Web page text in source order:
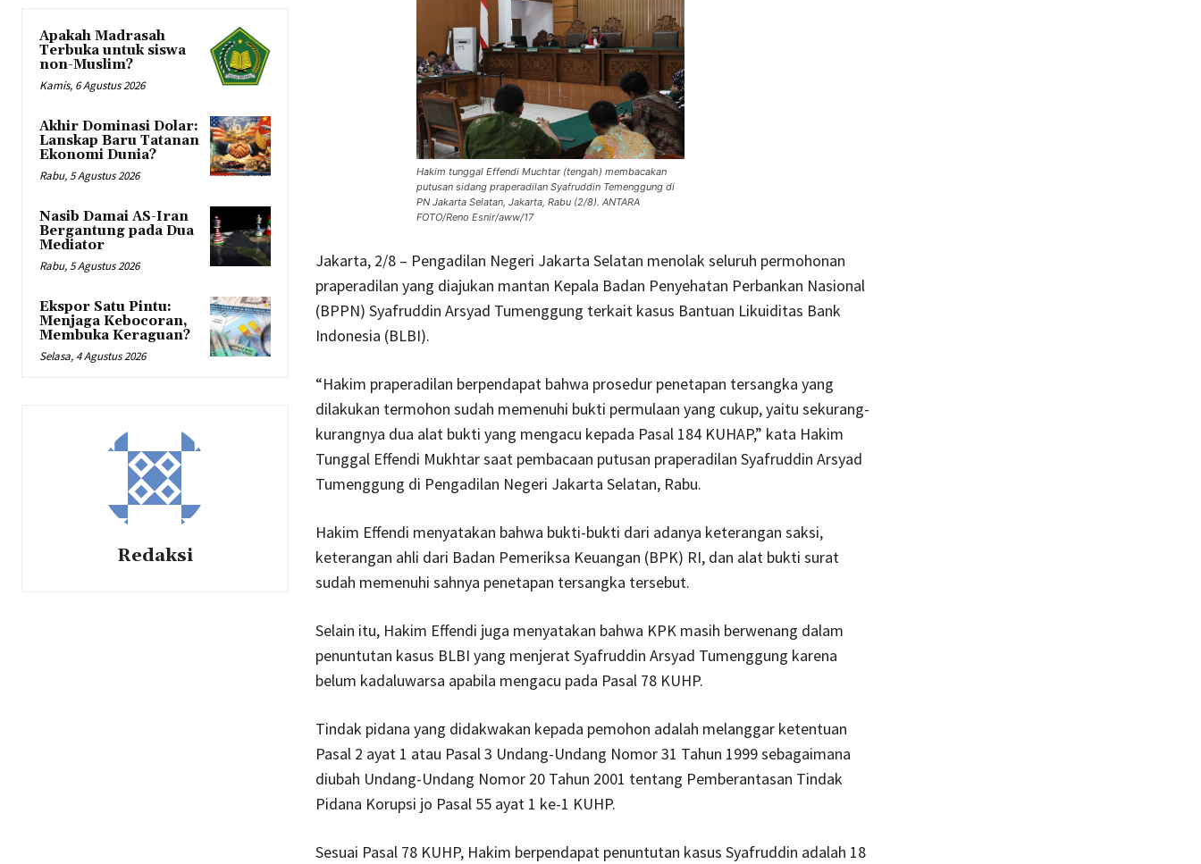
Apakah Madrasah
Terbuka untuk siswa
non-Muslim?
Kamis, 6 Agustus 2026
Akhir Dominasi Dolar:
Lanskap Baru Tatanan
Ekonomi Dunia?
Rabu, 5 Agustus 2026
Nasib Damai AS-Iran
Bergantung pada Dua
Mediator
Rabu, 5 Agustus 2026
Ekspor Satu Pintu:
Menjaga Kebocoran,
Membuka Keraguan?
Selasa, 4 Agustus 2026
Redaksi
Hakim tunggal Effendi Muchtar (tengah) membacakan
putusan sidang praperadilan Syafruddin Temenggung di
PN Jakarta Selatan, Jakarta, Rabu (2/8). ANTARA
FOTO/Reno Esnir/aww/17
Jakarta, 2/8 – Pengadilan Negeri Jakarta Selatan menolak seluruh permohonan
praperadilan yang diajukan mantan Kepala Badan Penyehatan Perbankan Nasional
(BPPN) Syafruddin Arsyad Tumenggung terkait kasus Bantuan Likuiditas Bank
Indonesia (BLBI).
“Hakim praperadilan berpendapat bahwa prosedur penetapan tersangka yang
dilakukan termohon sudah memenuhi bukti permulaan yang cukup, yaitu sekurang-
kurangnya dua alat bukti yang mengacu kepada Pasal 184 KUHAP,” kata Hakim
Tunggal Effendi Mukhtar saat pembacaan putusan praperadilan Syafruddin Arsyad
Tumenggung di Pengadilan Negeri Jakarta Selatan, Rabu.
Hakim Effendi menyatakan bahwa bukti-bukti dari adanya keterangan saksi,
keterangan ahli dari Badan Pemeriksa Keuangan (BPK) RI, dan alat bukti surat
sudah memenuhi sahnya penetapan tersangka tersebut.
Selain itu, Hakim Effendi juga menyatakan bahwa KPK masih berwenang dalam
penuntutan kasus BLBI yang menjerat Syafruddin Arsyad Tumenggung karena
belum kadaluwarsa apabila mengacu pada Pasal 78 KUHP.
Tindak pidana yang didakwakan kepada pemohon adalah melanggar ketentuan
Pasal 2 ayat 1 atau Pasal 3 Undang-Undang Nomor 31 Tahun 1999 sebagaimana
diubah Undang-Undang Nomor 20 Tahun 2001 tentang Pemberantasan Tindak
Pidana Korupsi jo Pasal 55 ayat 1 ke-1 KUHP.
Sesuai Pasal 78 KUHP, Hakim berpendapat penuntutan kasus Syafruddin adalah 18